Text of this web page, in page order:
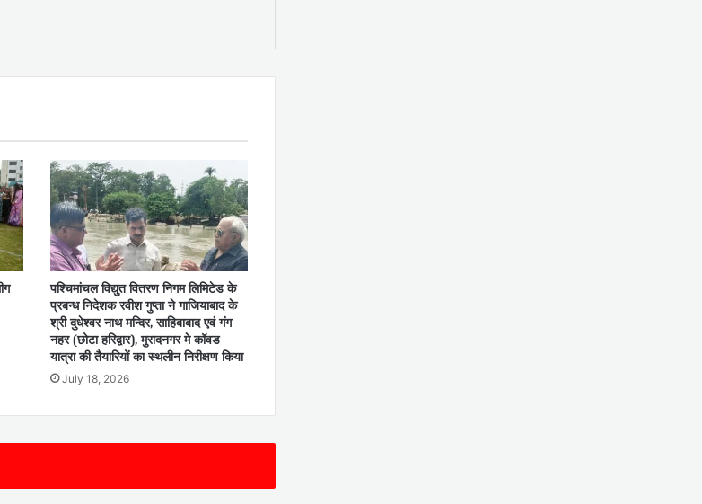
पश्चिमांचल विद्युत वितरण निगम लिमिटेड के
प्रबन्ध निदेशक रवीश गुप्ता ने गाजियाबाद के
श्री दुधेश्वर नाथ मन्दिर, साहिबाबाद एवं गंग
नहर (छोटा हरिद्वार), मुरादनगर मे कॉवड
यात्रा की तैयारियों का स्थलीन निरीक्षण किया
July 18, 2026